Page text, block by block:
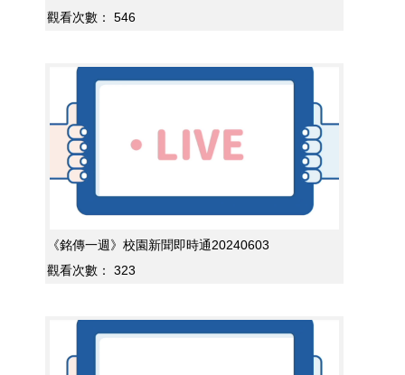
觀看次數：
546
《銘傳一週》校園新聞即時通20240603
觀看次數：
323